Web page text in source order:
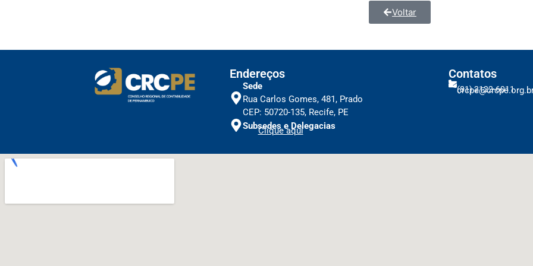
Voltar
Endereços
Sede
Rua Carlos Gomes, 481, Prado
CEP: 50720-135, Recife, PE
Subsedes e Delegacias
Clique aqui
Contatos
(81) 2122-6011